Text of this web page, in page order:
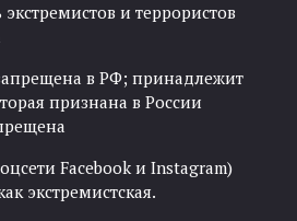
и террористов
в РФ; принадлежит
признана в России
Facebook и Instagram)
экстремистская.